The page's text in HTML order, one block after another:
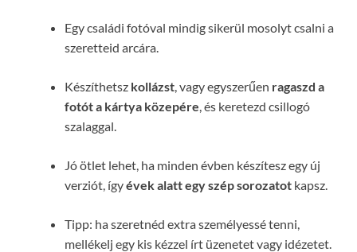
Egy családi fotóval mindig sikerül mosolyt csalni a
szeretteid arcára.
Készíthetsz kollázst , vagy egyszerűen ragaszd a
fotót a kártya közepére , és keretezd csillogó
szalaggal.
Jó ötlet lehet, ha minden évben készítesz egy új
verziót, ígyévek alatt egy szép sorozatot kapsz.
Tipp: ha szeretnéd extra személyessé tenni,
mellékelj egy kis kézzel írt üzenetet vagy idézetet.